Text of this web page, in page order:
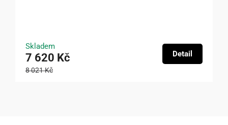
Skladem
7 620 Kč
8 021 Kč
Detail